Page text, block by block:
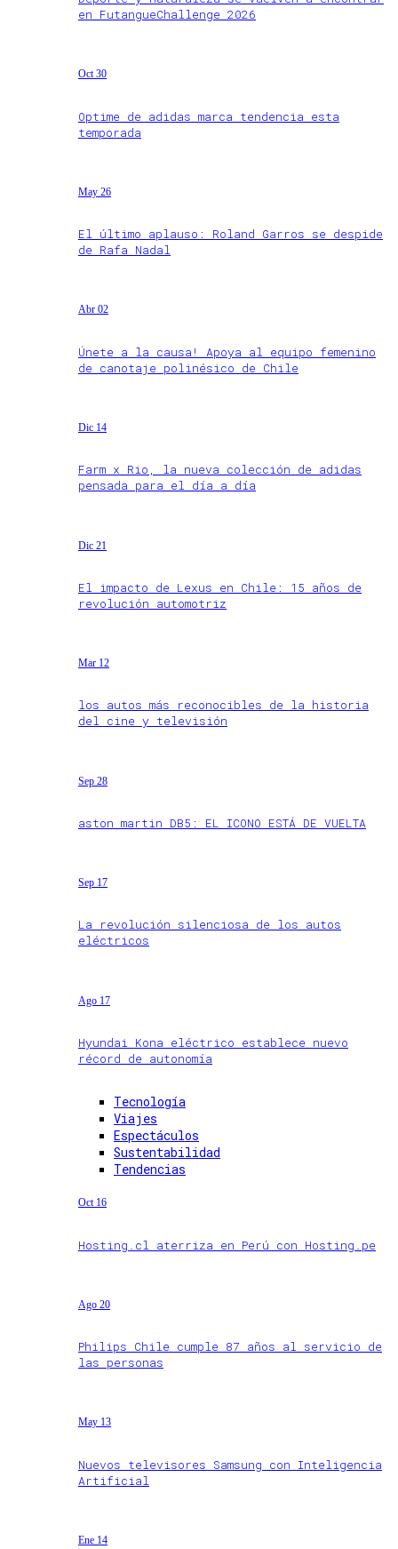
en FutangueChallenge 2026
Oct 30
Optime de adidas marca tendencia esta
temporada
May 26
El último aplauso: Roland Garros se despide
de Rafa Nadal
Abr 02
Únete a la causa! Apoya al equipo femenino
de canotaje polinésico de Chile
Dic 14
Farm x Rio, la nueva colección de adidas
pensada para el día a día
Dic 21
El impacto de Lexus en Chile: 15 años de
revolución automotriz
Mar 12
los autos más reconocibles de la historia
del cine y televisión
Sep 28
aston martin DB5: EL ICONO ESTÁ DE VUELTA
Sep 17
La revolución silenciosa de los autos
eléctricos
Ago 17
Hyundai Kona eléctrico establece nuevo
récord de autonomía
Tecnología
Viajes
Espectáculos
Sustentabilidad
Tendencias
Oct 16
Hosting.cl aterriza en Perú con Hosting.pe
Ago 20
Philips Chile cumple 87 años al servicio de
las personas
May 13
Nuevos televisores Samsung con Inteligencia
Artificial
Ene 14